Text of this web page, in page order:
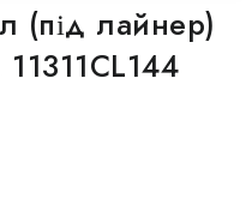
(під лайнер)